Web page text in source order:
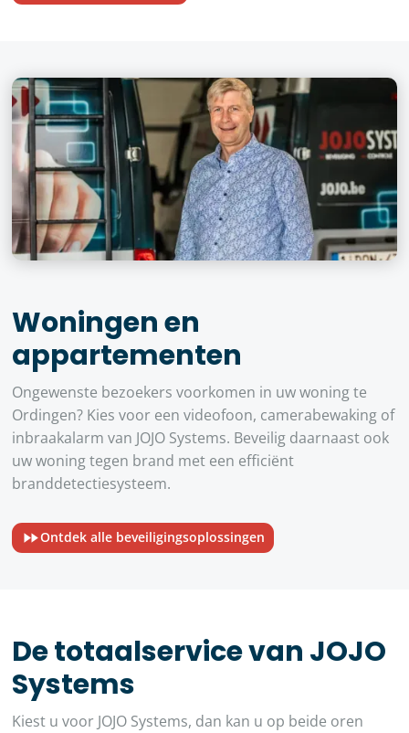
Woningen en
appartementen
Ongewenste bezoekers voorkomen in uw woning te
Ordingen? Kies voor een videofoon, camerabewaking of
inbraakalarm van JOJO Systems. Beveilig daarnaast ook
uw woning tegen brand met een efficiënt
branddetectiesysteem.
Ontdek alle beveiligingsoplossingen
De totaalservice van JOJO
Systems
Kiest u voor JOJO Systems, dan kan u op beide oren